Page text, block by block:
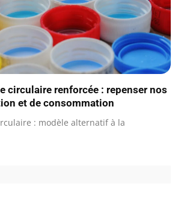
circulaire renforcée : repenser nos
et de consommation
: modèle alternatif à la